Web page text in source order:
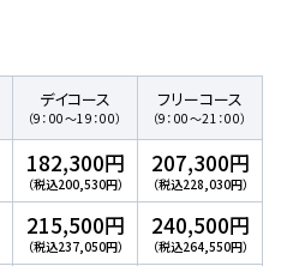
デイコース
（9：00～19：00）
フリーコース
（9：00～21：00）
182,300円
（税込200,530円）
207,300円
（税込228,030円）
215,500円
（税込237,050円）
240,500円
（税込264,550円）